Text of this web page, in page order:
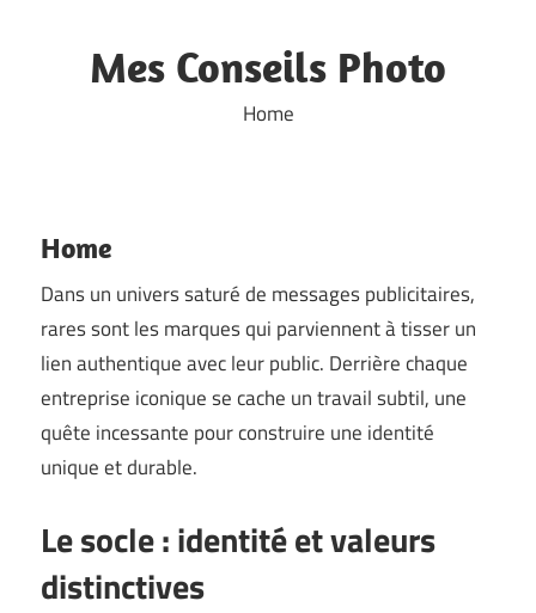
contentMes Conseils Photo
Home
Home
Dans un univers saturé de messages publicitaires,
rares sont les marques qui parviennent à tisser un
lien authentique avec leur public. Derrière chaque
entreprise iconique se cache un travail subtil, une
quête incessante pour construire une identité
unique et durable.
Le socle : identité et valeurs
distinctives